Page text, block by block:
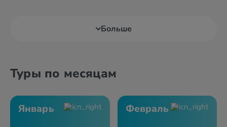
Больше
Туры по месяцам
Январь Февраль